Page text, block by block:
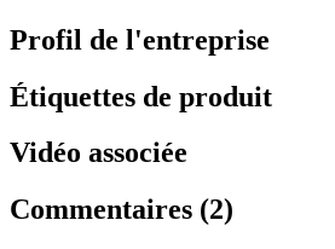
Profil de l'entreprise
Étiquettes de produit
Vidéo associée
Commentaires (2)